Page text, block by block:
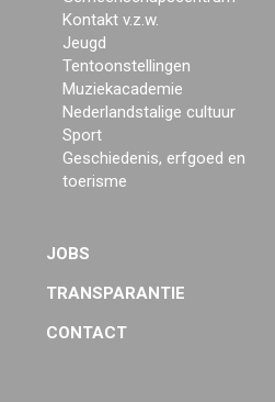
Kontakt v.z.w.
Jeugd
Tentoonstellingen
Muziekacademie
Nederlandstalige cultuur
Sport
Geschiedenis, erfgoed en
toerisme
JOBS
TRANSPARANTIE
CONTACT